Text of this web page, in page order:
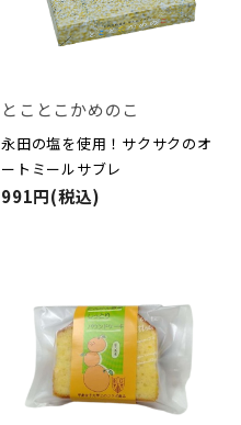
とことこかめのこ
永田の塩を使用！サクサクのオ
ートミールサブレ
991円(税込)